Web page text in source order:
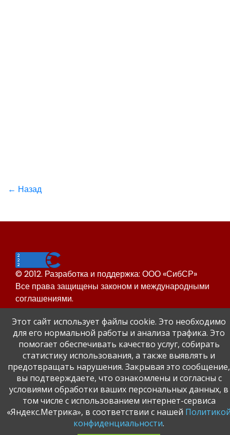
← Назад
© 2012. Разработка и поддержка: ООО «СибСР»
Все права защищены законом и международными
соглашениями.
Сайт Динского района
Официальный сайт администрации Краснодарского
края.
Этот сайт использует файлы cookie. Это необходимо
для его нормальной работы и анализа трафика. Это
помогает обеспечивать качество услуг, собирать
статистику использования, а также выявлять и
предотвращать нарушения. Закрывая это сообщение,
вы подтверждаете, что ознакомлены и согласны с
условиями обработки ваших персональных данных, в
том числе с использованием интернет-сервиса
«Яндекс.Метрика», в соответствии с нашей
конфиденциальности.